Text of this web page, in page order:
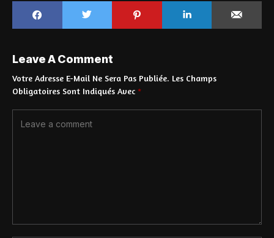
Leave A Comment
Votre Adresse E-Mail Ne Sera Pas Publiée. Les Champs
Obligatoires Sont Indiqués Avec *